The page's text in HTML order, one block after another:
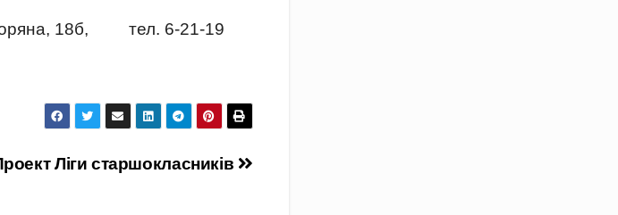
Зоряна, 18б, тел. 6-21-19
Ліги старшокласників